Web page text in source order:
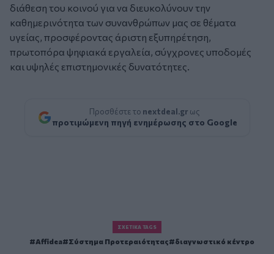
διάθεση του κοινού για να διευκολύνουν την
καθημερινότητα των συνανθρώπων μας σε θέματα
υγείας, προσφέροντας άριστη εξυπηρέτηση,
πρωτοπόρα ψηφιακά εργαλεία, σύγχρονες υποδομές
και υψηλές επιστημονικές δυνατότητες.
Προσθέστε το nextdeal.gr ως
προτιμώμενη πηγή ενημέρωσης στο Google
ΣΧΕΤΙΚΆ TAGS
Affidea Σύστημα Προτεραιότητας διαγνωστικό κέντρο